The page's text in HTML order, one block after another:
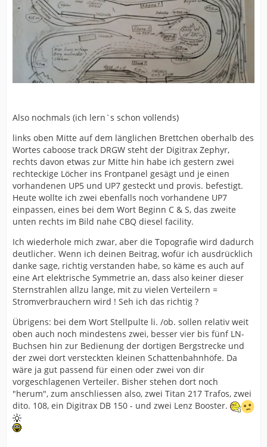
Also nochmals (ich lern`s schon vollends)
links oben Mitte auf dem länglichen Brettchen oberhalb des
Wortes caboose track DRGW steht der Digitrax Zephyr,
rechts davon etwas zur Mitte hin habe ich gestern zwei
rechteckige Löcher ins Frontpanel gesägt und je einen
vorhandenen UP5 und UP7 gesteckt und provis. befestigt.
Heute wollte ich zwei ebenfalls noch vorhandene UP7
einpassen, eines bei dem Wort Beginn C & S, das zweite
unten rechts im Bild nahe CBQ diesel facility.
Ich wiederhole mich zwar, aber die Topografie wird dadurch
deutlicher. Wenn ich deinen Beitrag, wofür ich ausdrücklich
danke sage, richtig verstanden habe, so käme es auch auf
eine Art elektrische Symmetrie an, dass also keiner dieser
Sternstrahlen allzu lange, mit zu vielen Verteilern =
Stromverbrauchern wird ! Seh ich das richtig ?
Übrigens: bei dem Wort Stellpulte li. /ob. sollen relativ weit
oben auch noch mindestens zwei, besser vier bis fünf LN-
Buchsen hin zur Bedienung der dortigen Bergstrecke und
der zwei dort versteckten kleinen Schattenbahnhöfe. Da
wäre ja gut passend für einen oder zwei von dir
vorgeschlagenen Verteiler. Bisher stehen dort noch
"herum", zum anschliessen also, zwei Titan 217 Trafos, zwei
dito. 108, ein Digitrax DB 150 - und zwei Lenz Booster.